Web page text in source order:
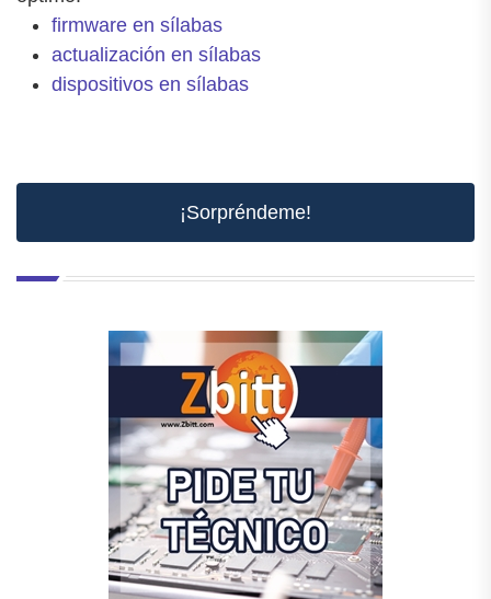
firmware en sílabas
actualización en sílabas
dispositivos en sílabas
¡Sorpréndeme!